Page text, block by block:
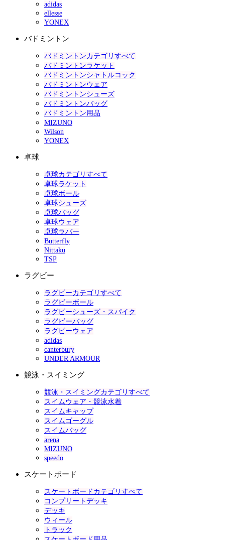
adidas
ellesse
YONEX
バドミントン
バドミントンカテゴリすべて
バドミントンラケット
バドミントンシャトルコック
バドミントンウェア
バドミントンシューズ
バドミントンバッグ
バドミントン用品
MIZUNO
Wilson
YONEX
卓球
卓球カテゴリすべて
卓球ラケット
卓球ボール
卓球シューズ
卓球バッグ
卓球ウェア
卓球ラバー
Butterfly
Nittaku
TSP
ラグビー
ラグビーカテゴリすべて
ラグビーボール
ラグビーシューズ・スパイク
ラグビーバッグ
ラグビーウェア
adidas
canterbury
UNDER ARMOUR
競泳・スイミング
競泳・スイミングカテゴリすべて
スイムウェア・競泳水着
スイムキャップ
スイムゴーグル
スイムバッグ
arena
MIZUNO
speedo
スケートボード
スケートボードカテゴリすべて
コンプリートデッキ
デッキ
ウィール
トラック